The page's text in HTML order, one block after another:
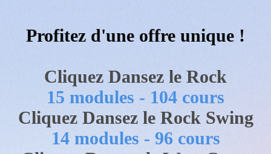
Profitez d'une offre unique !
Cliquez Dansez le Rock
15 modules - 104 cours
Cliquez Dansez le Rock Swing
14 modules - 96 cours